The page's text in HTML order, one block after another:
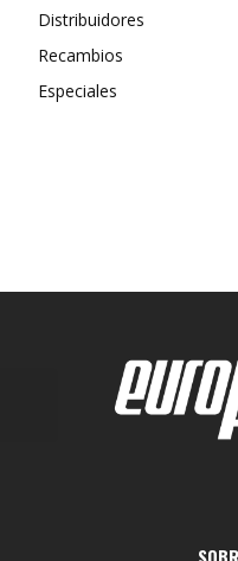
Distribuidores
Recambios
Especiales